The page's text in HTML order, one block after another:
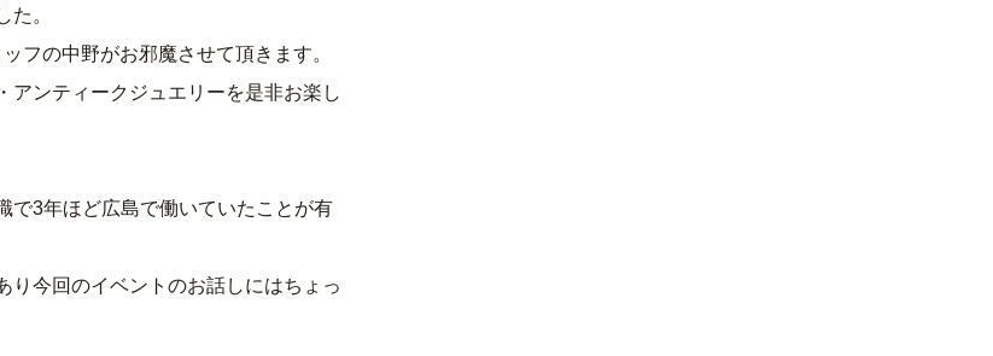
た。
フの中野がお邪魔させて頂きます。
アンティークジュエリーを是非お楽し
で3年ほど広島で働いていたことが有
り今回のイベントのお話しにはちょっ